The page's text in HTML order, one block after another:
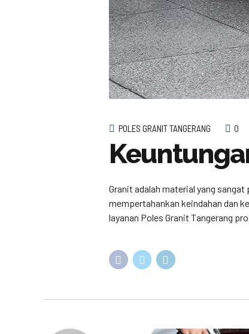
POLES GRANIT TANGERANG 0
Granit adalah material yang
mempertahankan keindahan dan
layanan Poles Granit Tangerang